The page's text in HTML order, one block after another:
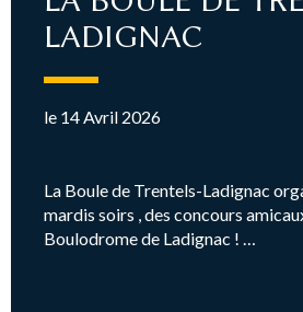
LADIGNAC
le 14 Avril 2026
La Boule de Trentels-Ladignac
mardis soirs , des concours
Boulodrome de Ladignac ! …